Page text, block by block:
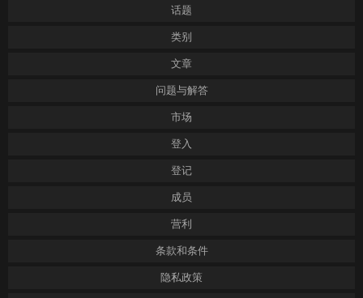
话题
类别
文章
问题与解答
市场
登入
登记
成员
营利
条款和条件
隐私政策